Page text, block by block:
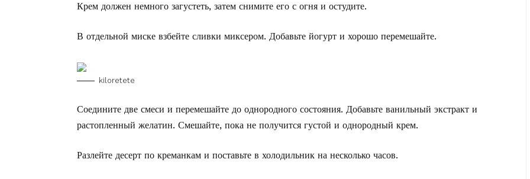
Крем должен немного загустеть, затем снимите его с огня и остудите.
В отдельной миске взбейте сливки миксером. Добавьте йогурт и хорошо перемешайте.
kiloretete
Соедините две смеси и перемешайте до однородного состояния. Добавьте ванильный экстракт и
растопленный желатин. Смешайте, пока не получится густой и однородный крем.
Разлейте десерт по креманкам и поставьте в холодильник на несколько часов.